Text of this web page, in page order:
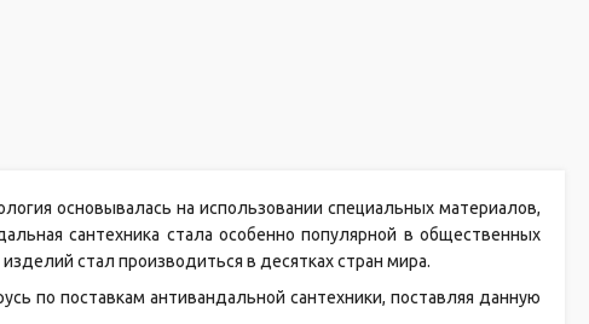
основывалась на использовании специальных материалов,
сантехника стала особенно популярной в общественных
стал производиться в десятках стран мира.
по поставкам антивандальной сантехники, поставляя данную